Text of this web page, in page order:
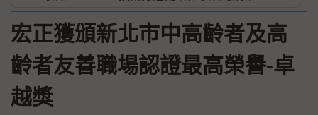
宏正獲頒新北市中高齡者及高
齡者友善職場認證最高榮譽-卓
越獎